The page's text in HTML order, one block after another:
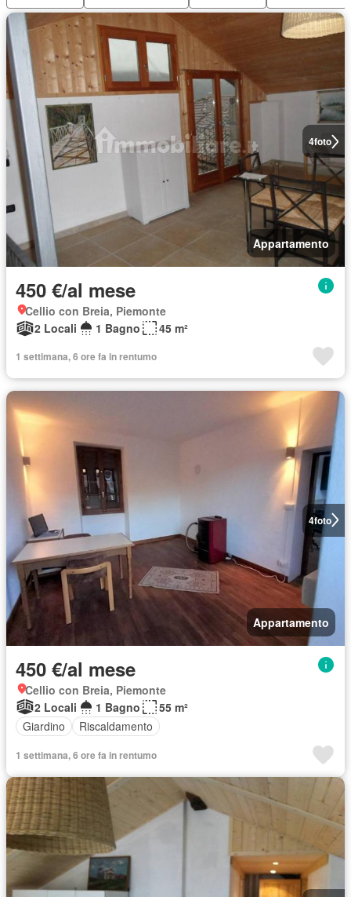
4foto
Appartamento
450 €/al mese
Cellio con Breia, Piemonte
2 Locali
1 Bagno 45 m²
1 settimana, 6 ore fa in rentumo
4foto
Appartamento
450 €/al mese
Cellio con Breia, Piemonte
2 Locali
1 Bagno
55 m²
Giardino
Riscaldamento
1 settimana, 6 ore fa in rentumo